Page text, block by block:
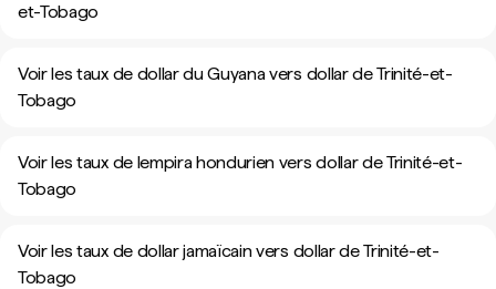
et-Tobago
Voir les taux de dollar du Guyana vers dollar de Trinité-et-
Tobago
Voir les taux de lempira hondurien vers dollar de Trinité-et-
Tobago
Voir les taux de dollar jamaïcain vers dollar de Trinité-et-
Tobago